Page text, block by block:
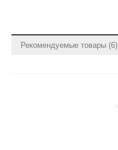
Рекомендуемые товары (6)